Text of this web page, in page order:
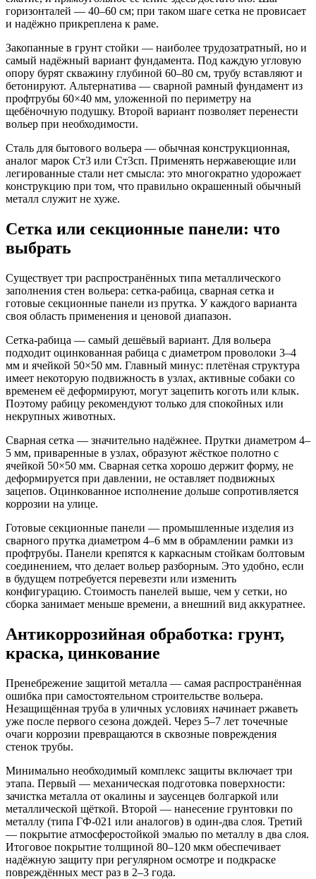
горизонталей — 40–60 см; при таком шаге сетка не провисает
и надёжно прикреплена к раме.
Закопанные в грунт стойки — наиболее трудозатратный, но и
самый надёжный вариант фундамента. Под каждую угловую
опору бурят скважину глубиной 60–80 см, трубу вставляют и
бетонируют. Альтернатива — сварной рамный фундамент из
профтрубы 60×40 мм, уложенной по периметру на
щебёночную подушку. Второй вариант позволяет перенести
вольер при необходимости.
Сталь для бытового вольера — обычная конструкционная,
аналог марок Ст3 или Ст3сп. Применять нержавеющие или
легированные стали нет смысла: это многократно удорожает
конструкцию при том, что правильно окрашенный обычный
металл служит не хуже.
Сетка или секционные панели: что
выбрать
Существует три распространённых типа металлического
заполнения стен вольера: сетка-рабица, сварная сетка и
готовые секционные панели из прутка. У каждого варианта
своя область применения и ценовой диапазон.
Сетка-рабица — самый дешёвый вариант. Для вольера
подходит оцинкованная рабица с диаметром проволоки 3–4
мм и ячейкой 50×50 мм. Главный минус: плетёная структура
имеет некоторую подвижность в узлах, активные собаки со
временем её деформируют, могут зацепить коготь или клык.
Поэтому рабицу рекомендуют только для спокойных или
некрупных животных.
Сварная сетка — значительно надёжнее. Прутки диаметром 4–
5 мм, приваренные в узлах, образуют жёсткое полотно с
ячейкой 50×50 мм. Сварная сетка хорошо держит форму, не
деформируется при давлении, не оставляет подвижных
зацепов. Оцинкованное исполнение дольше сопротивляется
коррозии на улице.
Готовые секционные панели — промышленные изделия из
сварного прутка диаметром 4–6 мм в обрамлении рамки из
профтрубы. Панели крепятся к каркасным стойкам болтовым
соединением, что делает вольер разборным. Это удобно, если
в будущем потребуется перевезти или изменить
конфигурацию. Стоимость панелей выше, чем у сетки, но
сборка занимает меньше времени, а внешний вид аккуратнее.
Антикоррозийная обработка: грунт,
краска, цинкование
Пренебрежение защитой металла — самая распространённая
ошибка при самостоятельном строительстве вольера.
Незащищённая труба в уличных условиях начинает ржаветь
уже после первого сезона дождей. Через 5–7 лет точечные
очаги коррозии превращаются в сквозные повреждения
стенок трубы.
Минимально необходимый комплекс защиты включает три
этапа. Первый — механическая подготовка поверхности:
зачистка металла от окалины и заусенцев болгаркой или
металлической щёткой. Второй — нанесение грунтовки по
металлу (типа ГФ-021 или аналогов) в один-два слоя. Третий
— покрытие атмосферостойкой эмалью по металлу в два слоя.
Итоговое покрытие толщиной 80–120 мкм обеспечивает
надёжную защиту при регулярном осмотре и подкраске
повреждённых мест раз в 2–3 года.